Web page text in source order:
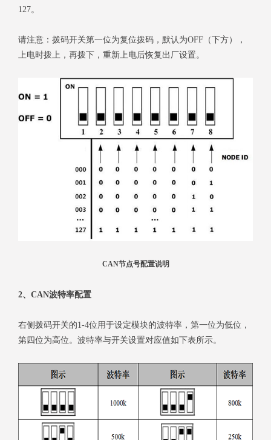
127。
请注意：拨码开关第一位为复位拨码，默认为OFF（下方），
上电时拨上，再拨下，重新上电后恢复出厂设置。
CAN节点号配置说明
2、CAN波特率配置
右侧拨码开关的1-4位用于设定模块的波特率，第一位为低位，
第四位为高位。波特率与开关设置对应值如下表所示。